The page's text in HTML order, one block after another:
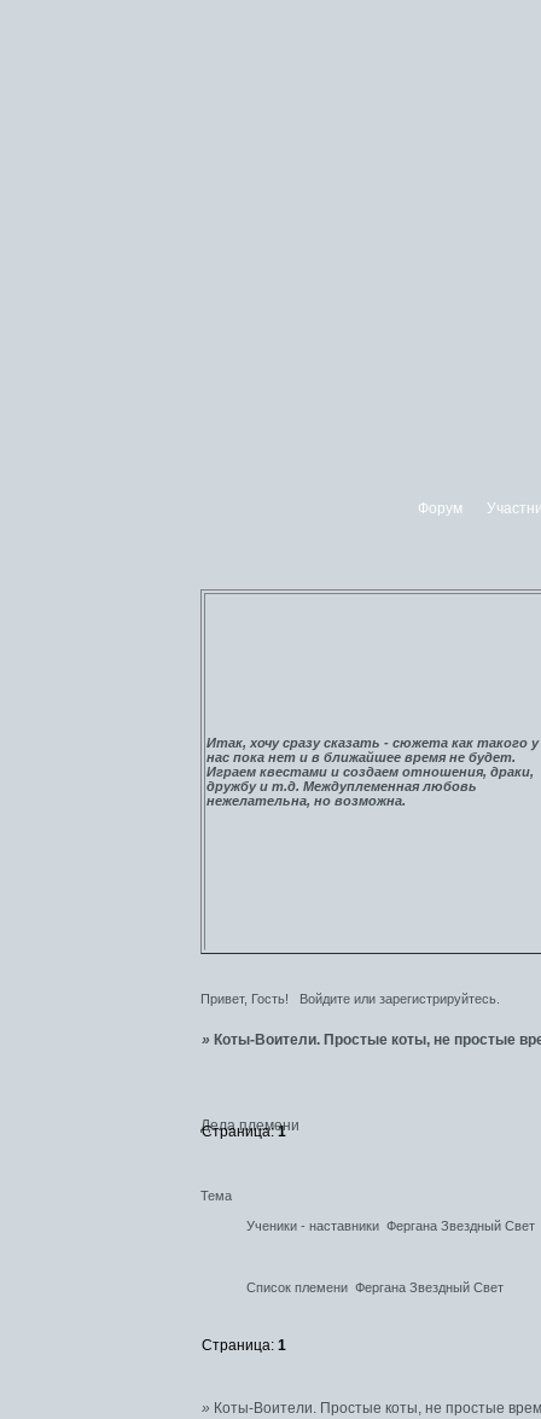
Форум
Итак, хочу сразу сказать - сюжета как такого у
нас пока нет и в ближайшее время не будет.
Играем квестами и создаем отношения, драки,
дружбу и т.д. Междуплеменная любовь
нежелательна, но возможна.
Привет, Гость! Войдитеили зарегистрируйтесь.
» Коты-Воители. Простые коты, не простые
Дела племени
Страница:1
Тема
Ученики - наставники Фергана Звездный Свет
Список племени Фергана Звездный Свет
Страница:1
» Коты-Воители. Простые коты, не простые